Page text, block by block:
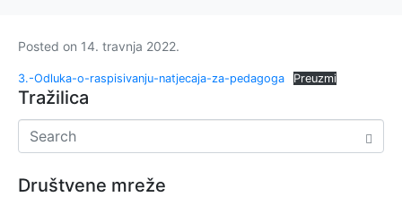
Posted on 14. travnja 2022.
3.-Odluka-o-raspisivanju-natjecaja-za-pedagoga Preuzmi
Tražilica
Društvene mreže